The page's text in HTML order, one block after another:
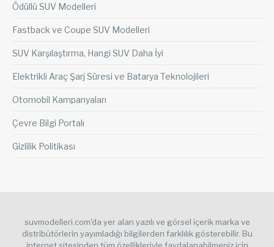
Ödüllü SUV Modelleri
Fastback ve Coupe SUV Modelleri
SUV Karşılaştırma, Hangi SUV Daha İyi
Elektrikli Araç Şarj Süresi ve Batarya Teknolojileri
Otomobil Kampanyaları
Çevre Bilgi Portalı
Gizlilik Politikası
suvmodelleri.com'da yer alan yazılı ve görsel içerik marka ve
distribütörlerin yayımladığı bilgilerden farklılık gösterebilir. Bu
internet sitesinden tüm özellikleriyle faydalanabilmeniz için